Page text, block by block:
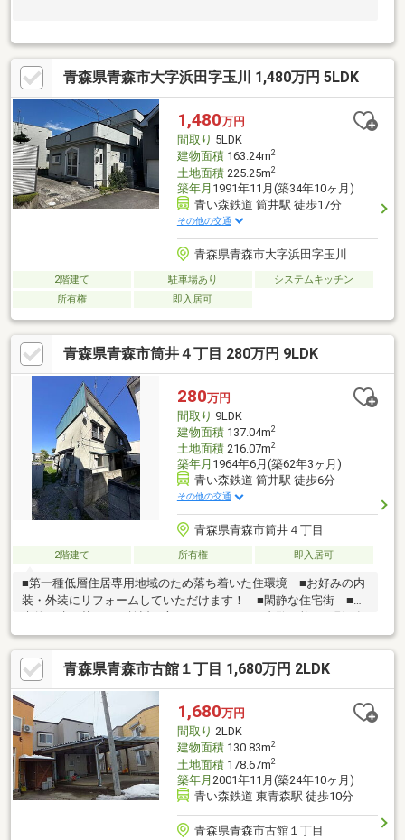
青森県青森市大字浜田字玉川 1,480万円 5LDK
1,480万円
間取り 5LDK
建物面積163.24m2
土地面積225.25m2
築年月 1991年11月(築34年10ヶ月)
青い森鉄道 筒井駅 徒歩17分
その他の交通
青森県青森市大字浜田字玉川
2階建て 駐車場あり
システムキッチン
所有権
即入居可
青森県青森市筒井４丁目 280万円 9LDK
280万円
間取り 9LDK
建物面積137.04m2
土地面積216.07m2
築年月 1964年6月(築62年3ヶ月)
青い森鉄道 筒井駅 徒歩6分
その他の交通
青森県青森市筒井４丁目
2階建て 所有権 即入居可
■第一種低層住居専用地域のため落ち着いた住環境 ■お好みの内
装・外装にリフォームしていただけます！ ■閑静な住宅街 ■将
姿でのお引渡し
青森県青森市古館１丁目 1,680万円 2LDK
1,680万円
間取り 2LDK
建物面積130.83m2
土地面積178.67m2
築年月 2001年11月(築24年10ヶ月)
青い森鉄道 東青森駅 徒歩10分
青森県青森市古館１丁目